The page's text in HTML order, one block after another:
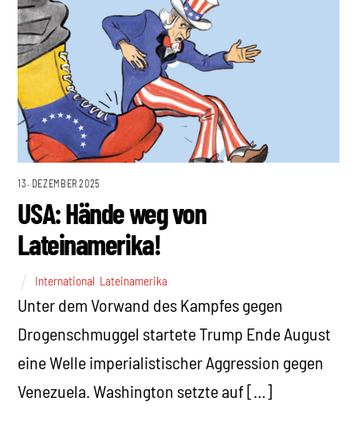
13. DEZEMBER 2025
USA: Hände weg von
Lateinamerika!
International Lateinamerika
Unter dem Vorwand des Kampfes gegen
Drogenschmuggel startete Trump Ende August
eine Welle imperialistischer Aggression gegen
Venezuela. Washington setzte auf […]